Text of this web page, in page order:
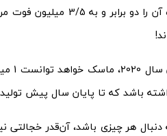
در
هر چیزی باشد، آن‌قدر خجالتی